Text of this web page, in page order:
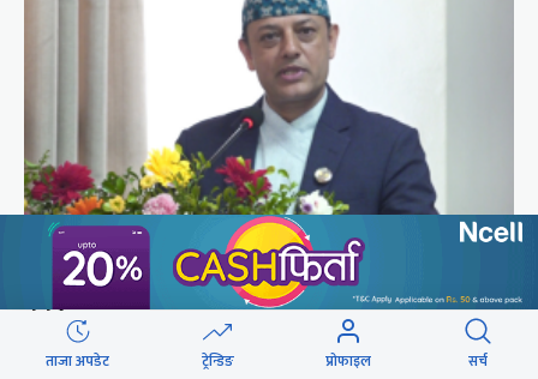
‘संसद्‍मा कालो चस्मा खोल्नू, बैठक चल्दा सेयर कारोबार
नगर्नू’
ताजा अपडेट ट्रेन्डिङ प्रोफाइल सर्च